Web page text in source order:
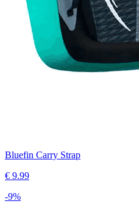
Bluefin Carry Strap
€ 9.99
-9%